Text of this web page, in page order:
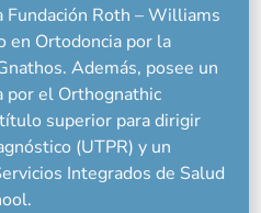
Fundación Roth – Williams
en Ortodoncia por la
Además, posee un
por el Orthognathic
superior para dirigir
(UTPR) y un
Integrados de Salud